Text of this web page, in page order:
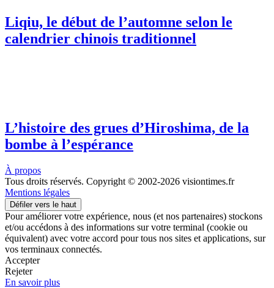
Liqiu, le début de l’automne selon le
calendrier chinois traditionnel
L’histoire des grues d’Hiroshima, de la
bombe à l’espérance
À propos
Tous droits réservés. Copyright © 2002-2026 visiontimes.fr
Mentions légales
Défiler vers le haut
Pour améliorer votre expérience, nous (et nos partenaires) stockons
et/ou accédons à des informations sur votre terminal (cookie ou
équivalent) avec votre accord pour tous nos sites et applications, sur
vos terminaux connectés.
Accepter
Rejeter
En savoir plus